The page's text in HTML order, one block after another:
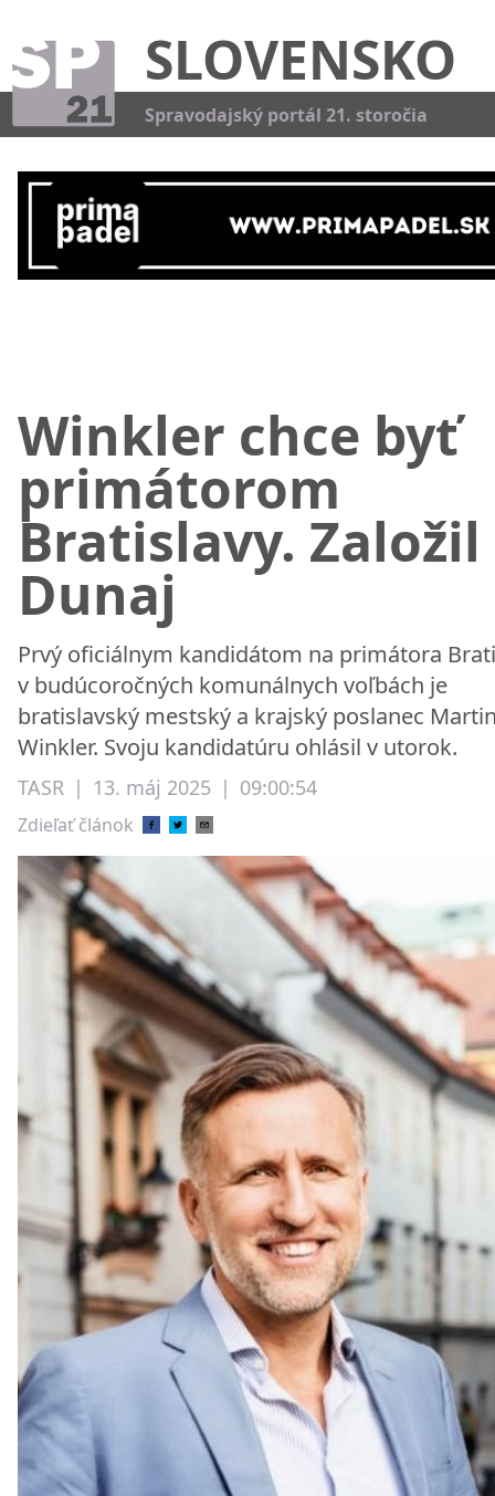
SLOVENSKO
Spravodajský portál 21. storočia
Winkler chce byť
primátorom
Bratislavy. Založil
Dunaj
Prvý oficiálnym kandidátom na primátora
v budúcoročných komunálnych voľbách je
bratislavský mestský a krajský poslanec
Winkler. Svoju kandidatúru ohlásil v utorok.
TASR | 13. máj 2025 | 09:00:54
Zdieľať článok